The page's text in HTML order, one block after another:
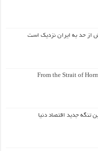
از حد به ایران نزدیک است
From the Strait of
تنگه جدید اقتصاد دنیا